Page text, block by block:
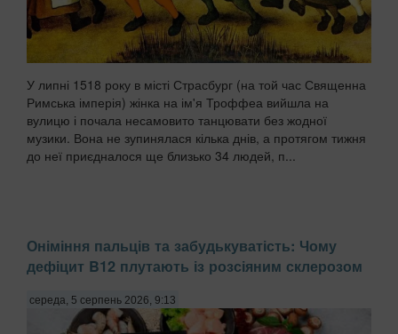
У липні 1518 року в місті Страсбург (на той час Священна
Римська імперія) жінка на ім'я Троффеа вийшла на
вулицю і почала несамовито танцювати без жодної
музики. Вона не зупинялася кілька днів, а протягом тижня
до неї приєдналося ще близько 34 людей, п...
Оніміння пальців та забудькуватість: Чому
дефіцит B12 плутають із розсіяним склерозом
середа, 5 серпень 2026, 9:13